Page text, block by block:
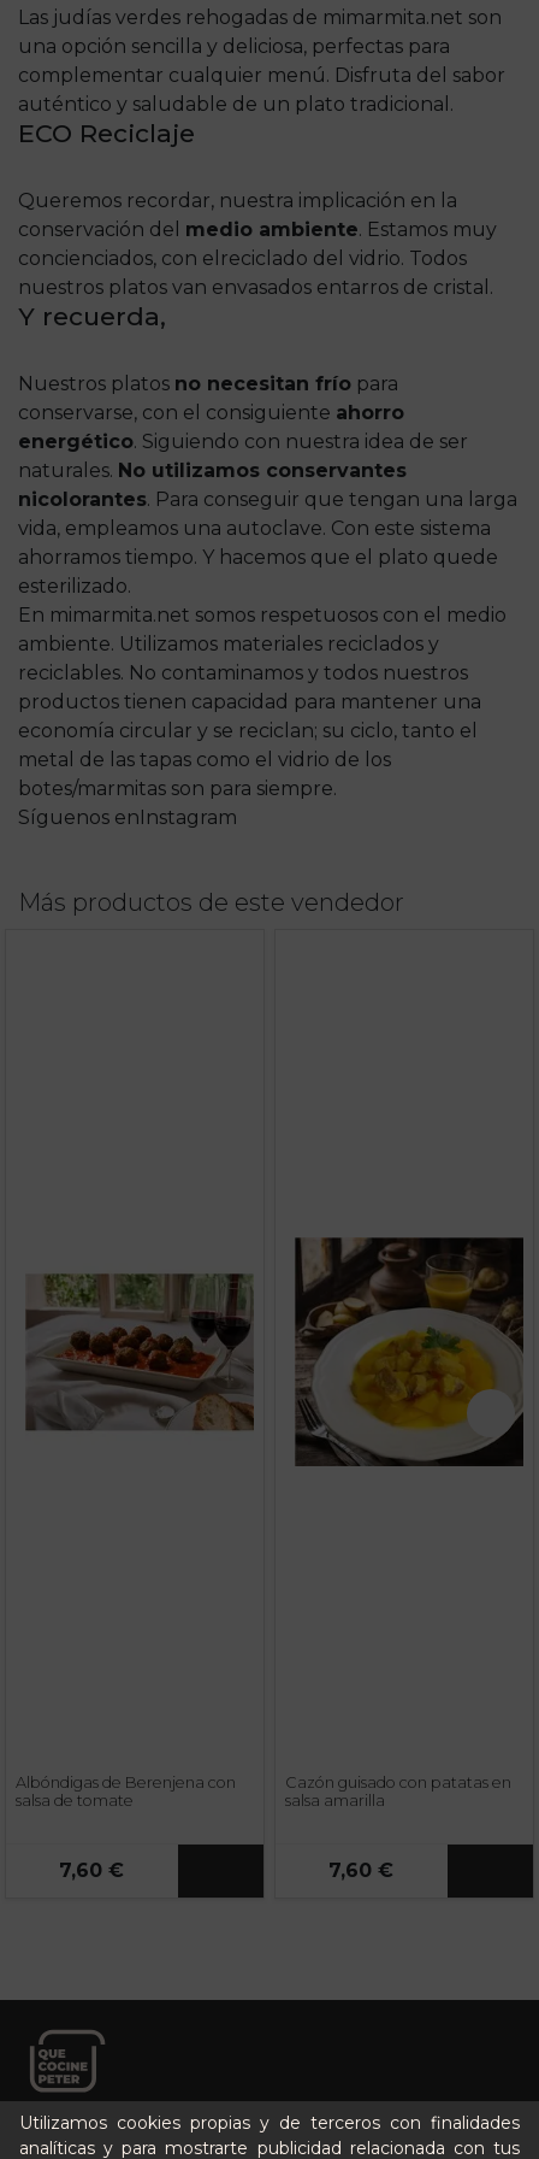
Las judías verdes rehogadas de mimarmita.net son
una opción sencilla y deliciosa, perfectas para
complementar cualquier menú. Disfruta del sabor
auténtico y saludable de un plato tradicional.
ECO Reciclaje
Queremos recordar, nuestra implicación en la
conservación del medio ambiente. Estamos muy
concienciados, con elreciclado del vidrio. Todos
nuestros platos van envasados entarros de cristal.
Y recuerda,
Nuestros platos no necesitan frío para
conservarse, con el consiguiente ahorro
energético. Siguiendo con nuestra idea de ser
naturales. No utilizamos conservantes
nicolorantes. Para conseguir que tengan una larga
vida, empleamos una autoclave. Con este sistema
ahorramos tiempo. Y hacemos que el plato quede
esterilizado.
En mimarmita.net somos respetuosos con el medio
ambiente. Utilizamos materiales reciclados y
reciclables. No contaminamos y todos nuestros
productos tienen capacidad para mantener una
economía circular y se reciclan; su ciclo, tanto el
metal de las tapas como el vidrio de los
botes/marmitas son para siempre.
Síguenos enInstagram
Más productos de este vendedor
Albóndigas de Berenjena con
salsa de tomate
7,60 €
Cazón guisado con patatas en
salsa amarilla
7,60 €
Utilizamos cookies propias y de terceros con finalidades
analíticas y para mostrarte publicidad relacionada con tus
Cómo funciona